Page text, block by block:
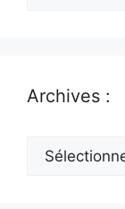
Archives :
Archives